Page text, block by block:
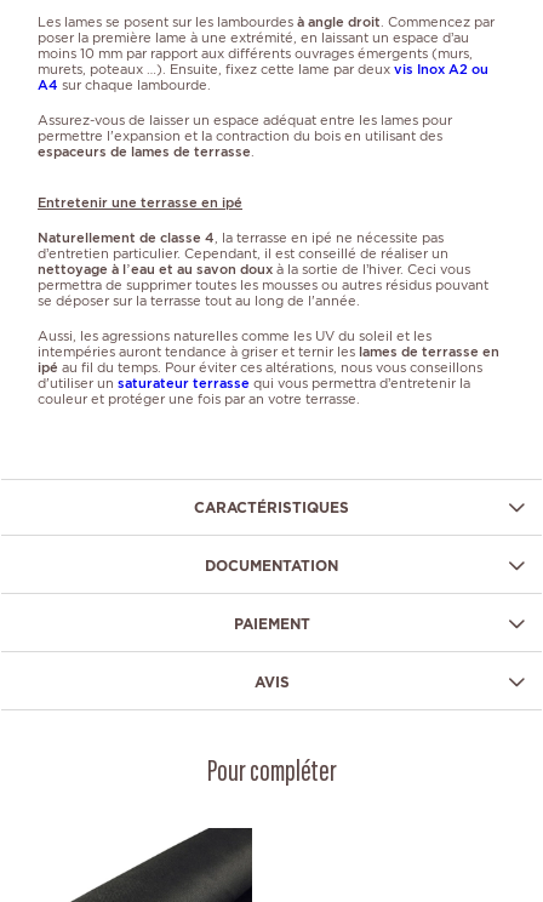
Les lames se posent sur les lambourdes à angle droit . Commencez par
poser la première lame à une extrémité, en laissant un espace d’au
moins 10 mm par rapport aux différents ouvrages émergents (murs,
murets, poteaux …). Ensuite, fixez cette lame par deux vis Inox A2 ou
A4 sur chaque lambourde.
Assurez-vous de laisser un espace adéquat entre les lames pour
permettre l'expansion et la contraction du bois en utilisant des
espaceurs de lames de terrasse
Entretenir une terrasse en ipé
Naturellement de classe 4 , la terrasse en ipé ne nécessite pas
d’entretien particulier. Cependant, il est conseillé de réaliser un
nettoyage à l’eau et au savon doux à la sortie de l’hiver. Ceci vous
permettra de supprimer toutes les mousses ou autres résidus pouvant
se déposer sur la terrasse tout au long de l'année.
Aussi, les agressions naturelles comme les UV du soleil et les
intempéries auront tendance à griser et ternir les lames de terrasse en
ipé au fil du temps. Pour éviter ces altérations, nous vous conseillons
d'utiliser un saturateur terrasse qui vous permettra d’entretenir la
couleur et protéger une fois par an votre terrasse.
CARACTÉRISTIQUES
DOCUMENTATION
PAIEMENT
AVIS
Pour compléter